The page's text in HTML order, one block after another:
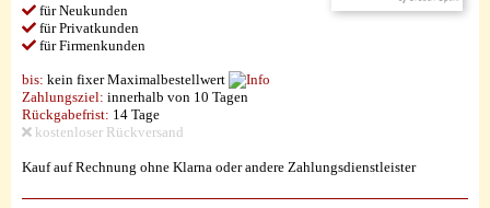
für Neukunden
für Privatkunden
für Firmenkunden
bis: kein fixer Maximalbestellwert
Zahlungsziel: innerhalb von 10 Tagen
Rückgabefrist: 14 Tage
kostenloser Rückversand
Kauf auf Rechnung ohne Klarna oder andere Zahlungsdienstleister